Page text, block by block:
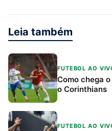
Leia também
FUTEBOL AO
Como chega
o Corinthians
FUTEBOL AO